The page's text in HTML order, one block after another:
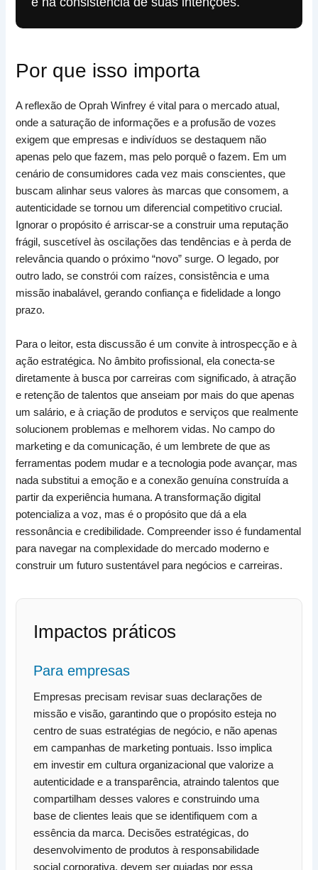
Por que isso importa
A reflexão de Oprah Winfrey é vital para o mercado atual,
onde a saturação de informações e a profusão de vozes
exigem que empresas e indivíduos se destaquem não
apenas pelo que fazem, mas pelo porquê o fazem. Em um
cenário de consumidores cada vez mais conscientes, que
buscam alinhar seus valores às marcas que consomem, a
autenticidade se tornou um diferencial competitivo crucial.
Ignorar o propósito é arriscar-se a construir uma reputação
frágil, suscetível às oscilações das tendências e à perda de
relevância quando o próximo “novo” surge. O legado, por
outro lado, se constrói com raízes, consistência e uma
missão inabalável, gerando confiança e fidelidade a longo
prazo.
Para o leitor, esta discussão é um convite à introspecção e à
ação estratégica. No âmbito profissional, ela conecta-se
diretamente à busca por carreiras com significado, à atração
e retenção de talentos que anseiam por mais do que apenas
um salário, e à criação de produtos e serviços que realmente
solucionem problemas e melhorem vidas. No campo do
marketing e da comunicação, é um lembrete de que as
ferramentas podem mudar e a tecnologia pode avançar, mas
nada substitui a emoção e a conexão genuína construída a
partir da experiência humana. A transformação digital
potencializa a voz, mas é o propósito que dá a ela
ressonância e credibilidade. Compreender isso é fundamental
para navegar na complexidade do mercado moderno e
construir um futuro sustentável para negócios e carreiras.
Impactos práticos
Para empresas
Empresas precisam revisar suas declarações de
missão e visão, garantindo que o propósito esteja no
centro de suas estratégias de negócio, e não apenas
em campanhas de marketing pontuais. Isso implica
em investir em cultura organizacional que valorize a
autenticidade e a transparência, atraindo talentos que
compartilham desses valores e construindo uma
base de clientes leais que se identifiquem com a
essência da marca. Decisões estratégicas, do
desenvolvimento de produtos à responsabilidade
social corporativa, devem ser guiadas por essa